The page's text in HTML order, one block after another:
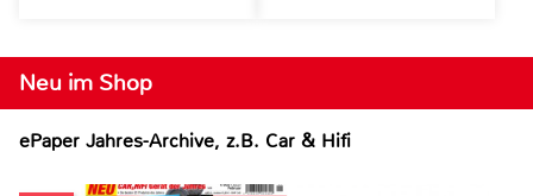
Neu im Shop
ePaper Jahres-Archive, z.B. Car & Hifi